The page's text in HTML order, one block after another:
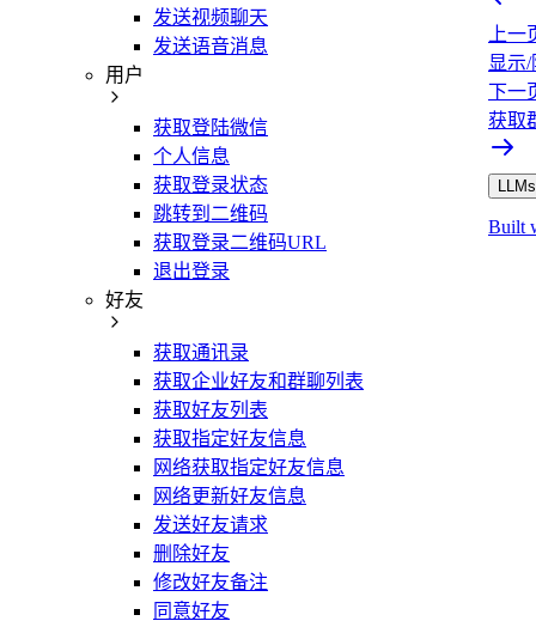
发送视频聊天
发送语音消息
用户
获取登陆微信
个人信息
获取登录状态
跳转到二维码
获取登录二维码URL
退出登录
好友
获取通讯录
获取企业好友和群聊列表
获取好友列表
获取指定好友信息
网络获取指定好友信息
网络更新好友信息
发送好友请求
删除好友
修改好友备注
同意好友
上一
显示
下一
获取
Built